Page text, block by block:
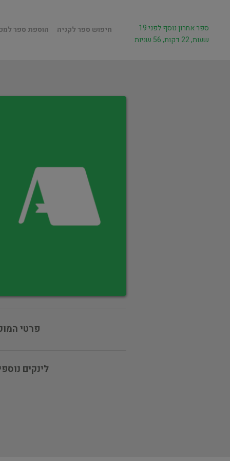
חיפוש ספר לקניה הוספת ספר
ספר אחרון נוסף לפני 19
שעות, 22 דקות, 56 שניות
פרטי
לינקים